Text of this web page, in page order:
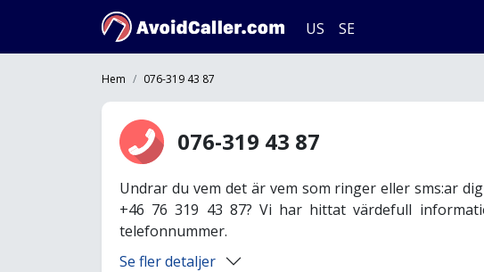
US SE
Hem 076-319 43 87
076-319 43 87
Undrar du vem det är vem som ringer eller sms:ar
+46 76 319 43 87? Vi har hittat värdefull
telefonnummer.
Se fler detaljer